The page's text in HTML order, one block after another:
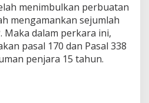
menimbulkan perbuatan
mengamankan sejumlah
Maka dalam perkara ini,
pasal 170 dan Pasal 338
penjara 15 tahun.